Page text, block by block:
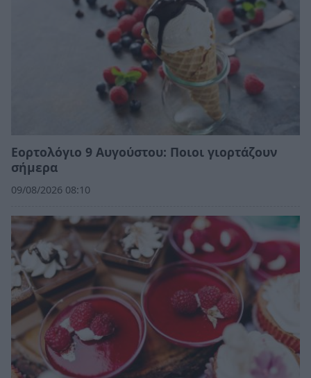
Εορτολόγιο 9 Αυγούστου: Ποιοι γιορτάζουν
σήμερα
09/08/2026 08:10